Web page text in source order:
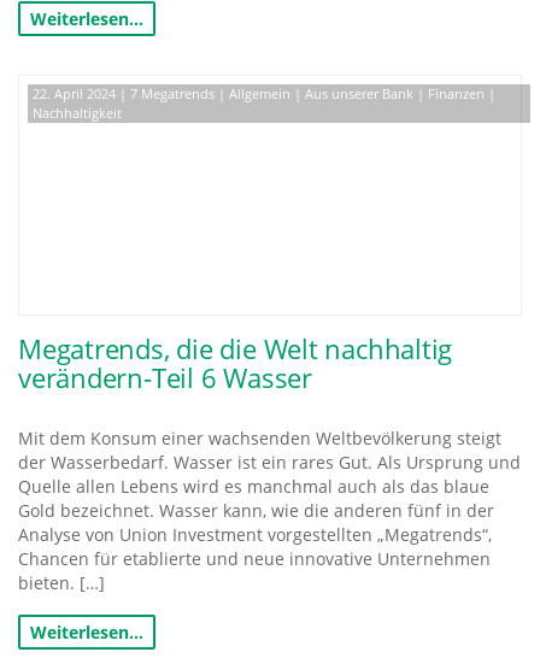
Weiterlesen…
22. April 2024 | 7 Megatrends | Allgemein | Aus unserer Bank | Finanzen |
Nachhaltigkeit
Megatrends, die die Welt nachhaltig
verändern-Teil 6 Wasser
Mit dem Konsum einer wachsenden Weltbevölkerung steigt
der Wasserbedarf. Wasser ist ein rares Gut. Als Ursprung und
Quelle allen Lebens wird es manchmal auch als das blaue
Gold bezeichnet. Wasser kann, wie die anderen fünf in der
Analyse von Union Investment vorgestellten „Megatrends“,
Chancen für etablierte und neue innovative Unternehmen
bieten. […]
Weiterlesen…